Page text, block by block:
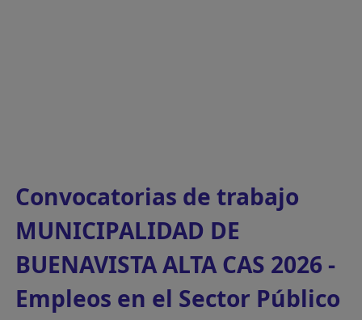
Convocatorias de trabajo
MUNICIPALIDAD DE
BUENAVISTA ALTA CAS 2026 -
Empleos en el Sector Público